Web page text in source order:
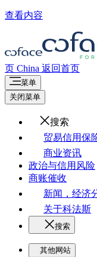
查看内容
页 China 返回首页
菜单
关闭菜单
搜索
贸易信用保
商业资讯
政治与信用风险
商账催收
新闻，经济
关于科法斯
搜索
其他网站